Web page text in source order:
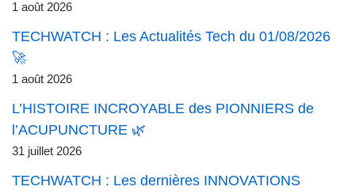
1 août 2026
TECHWATCH : Les Actualités Tech du 01/08/2026
🚀
1 août 2026
L’HISTOIRE INCROYABLE des PIONNIERS de
l’ACUPUNCTURE 🌿
31 juillet 2026
TECHWATCH : Les dernières INNOVATIONS